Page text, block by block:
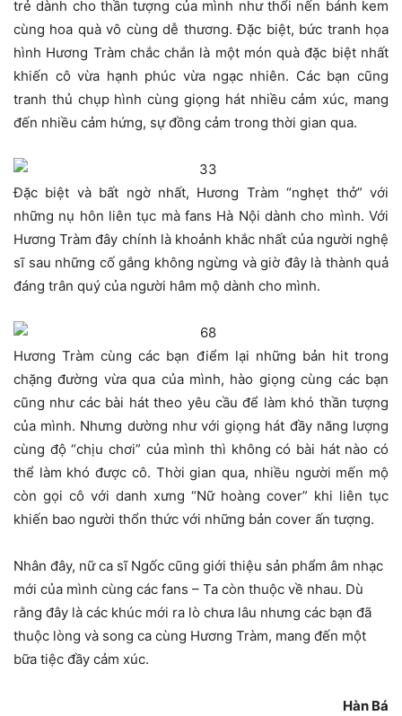
trẻ dành cho thần tượng của mình như thổi nến bánh kem
cùng hoa quà vô cùng dễ thương. Đặc biệt, bức tranh họa
hình Hương Tràm chắc chắn là một món quà đặc biệt nhất
khiến cô vừa hạnh phúc vừa ngạc nhiên. Các bạn cũng
tranh thủ chụp hình cùng giọng hát nhiều cảm xúc, mang
đến nhiều cảm hứng, sự đồng cảm trong thời gian qua.
Đặc biệt và bất ngờ nhất, Hương Tràm “nghẹt thở” với
những nụ hôn liên tục mà fans Hà Nội dành cho mình. Với
Hương Tràm đây chính là khoảnh khắc nhất của người nghệ
sĩ sau những cố gắng không ngừng và giờ đây là thành quả
đáng trân quý của người hâm mộ dành cho mình.
Hương Tràm cùng các bạn điểm lại những bản hit trong
chặng đường vừa qua của mình, hào giọng cùng các bạn
cũng như các bài hát theo yêu cầu để làm khó thần tượng
của mình. Nhưng dường như với giọng hát đầy năng lượng
cùng độ “chịu chơi” của mình thì không có bài hát nào có
thể làm khó được cô. Thời gian qua, nhiều người mến mộ
còn gọi cô với danh xưng “Nữ hoàng cover” khi liên tục
khiến bao người thổn thức với những bản cover ấn tượng.
Nhân đây, nữ ca sĩ Ngốc cũng giới thiệu sản phẩm âm nhạc
mới của mình cùng các fans – Ta còn thuộc về nhau. Dù
rằng đây là các khúc mới ra lò chưa lâu nhưng các bạn đã
thuộc lòng và song ca cùng Hương Tràm, mang đến một
bữa tiệc đầy cảm xúc.
Hàn Bá